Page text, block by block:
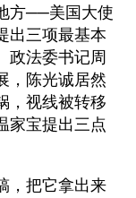
方──美国大使
出三项最基本
政法委书记周
，陈光诚居然
，视线被转移
家宝提出三点
，把它拿出来